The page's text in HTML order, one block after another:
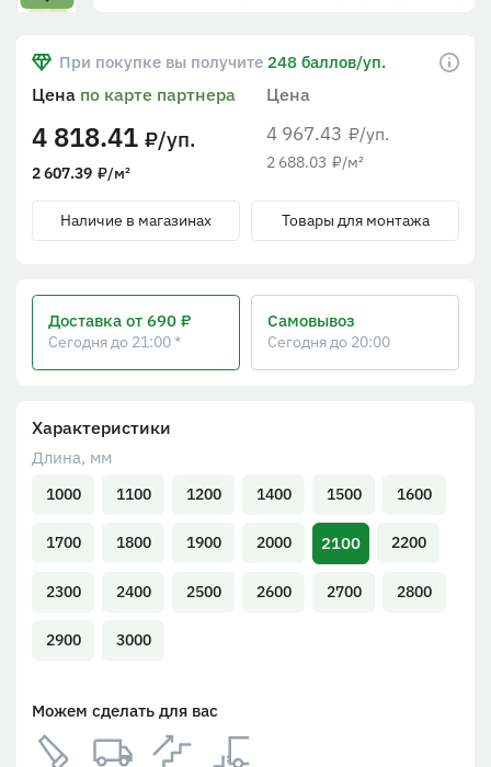
Характеристики
Длина, мм
1000 1100 1200 1400 1500 1600
1700 1800 1900 2000 2100 2200
2300 2400 2500 2600 2700 2800
2900 3000
Можем сделать для вас
При покупке вы получите 248 баллов/уп.
Цена
4 967.43 ₽/уп.
2 688.03 ₽/м²
Цена по карте партнера
4 818.41 ₽/уп.
2 607.39 ₽/м²
Наличие в магазинах Товары для монтажа
Доставка от 690 ₽
Сегодня до 21:00 *
Самовывоз
Сегодня до 20:00